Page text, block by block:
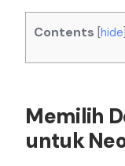
Contents [hide
Memilih
untuk